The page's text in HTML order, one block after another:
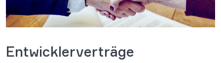
Entwicklerverträge